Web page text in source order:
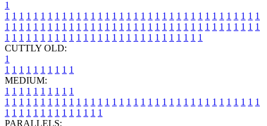
1
1 1 1 1 1 1 1 1 1 1 1 1 1 1 1 1 1 1 1 1 1 1 1 1 1 1 1 1 1 1 1 1 1 1 1 1
1 1 1 1 1 1 1 1 1 1 1 1 1 1 1 1 1 1 1 1 1 1 1 1 1 1 1 1 1 1 1 1 1 1 1 1
1 1 1 1 1 1 1 1 1 1 1 1 1 1 1 1 1 1 1 1 1 1 1 1 1 1 1 1
CUTTLY OLD:
1
1 1 1 1 1 1 1 1 1 1
MEDIUM:
1 1 1 1 1 1 1 1 1 1
1 1 1 1 1 1 1 1 1 1 1 1 1 1 1 1 1 1 1 1 1 1 1 1 1 1 1 1 1 1 1 1 1 1 1 1
1 1 1 1 1 1 1 1 1 1 1 1 1 1
PARALLELS: